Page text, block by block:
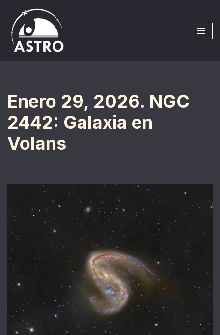
Saltar
al
contenido
Enero 29, 2026. NGC
2442: Galaxia en
Volans